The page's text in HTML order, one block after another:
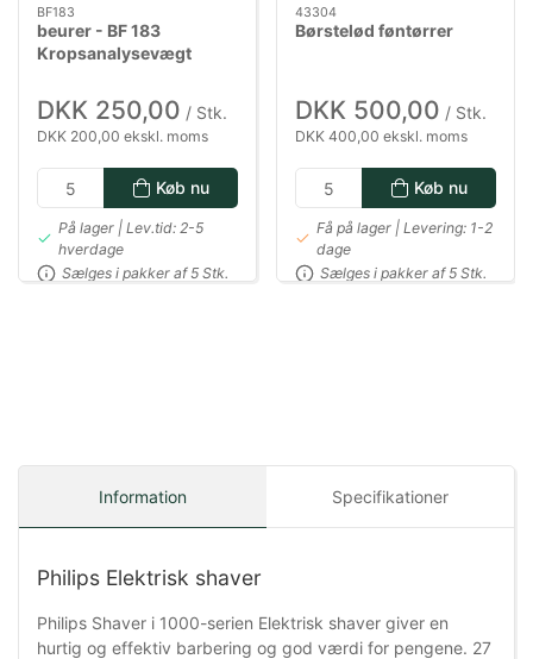
BF183
beurer - BF 183
Kropsanalysevægt
DKK 250,00 / Stk.
DKK 200,00 ekskl. moms
Køb nu
På lager | Lev.tid: 2-5
hverdage
Sælges i pakker af 5 Stk.
43304
Børstelød føntørrer
DKK 500,00 / Stk.
DKK 400,00 ekskl. moms
Køb nu
Få på lager | Levering: 1-2
dage
Sælges i pakker af 5 Stk.
Information Specifikationer
Philips Elektrisk shaver
Philips Shaver i 1000-serien Elektrisk shaver giver en
hurtig og effektiv barbering og god værdi for pengene. 27